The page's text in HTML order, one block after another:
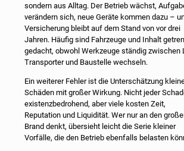
sondern aus Alltag. Der Betrieb wächst,
verändern sich, neue Geräte kommen dazu –
Versicherung bleibt auf dem Stand von vor drei
Jahren. Häufig sind Fahrzeuge und Inhalt
gedacht, obwohl Werkzeuge ständig zwischen
Transporter und Baustelle wechseln.
Ein weiterer Fehler ist die Unterschätzung
Schäden mit großer Wirkung. Nicht jeder
existenzbedrohend, aber viele kosten Zeit,
Reputation und Liquidität. Wer nur an den
Brand denkt, übersieht leicht die Serie kleiner
Vorfälle, die den Betrieb ebenfalls belasten